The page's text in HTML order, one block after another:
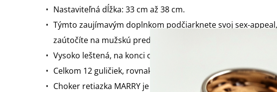
Nastaviteľná dĺžka: 33 cm až 38 cm.
Týmto zaujímavým doplnkom podčiarknete svoj sex-
zaútočíte na mužskú predstavivosť.
Vysoko leštená, na konci ozdobená srdiečkom.
Celkom 12 guličiek, rovnaký počet ako je mesiacov v roku.
Choker retiazka MARRY je vyrobená zo striebra 925/1000